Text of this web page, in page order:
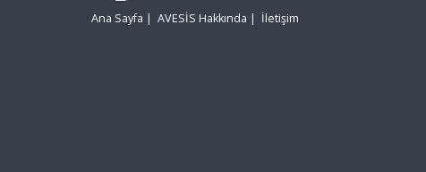
Ana Sayfa | AVESİS Hakkında | İletişim